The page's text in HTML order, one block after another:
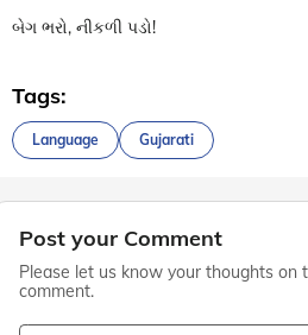
બેગ ભરો, નીકળી પડો!
Tags:
Language Gujarati
Post your Comment
Please let us know your thoughts on
comment.